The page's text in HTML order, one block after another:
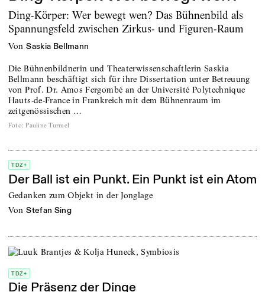
Ding-Körper: Wer bewegt wen? Das Bühnenbild als
Spannungsfeld zwischen Zirkus- und Figuren-Raum
von Saskia Bellmann
Die Bühnenbildnerin und Theaterwissenschaftlerin Saskia
Bellmann beschäftigt sich für ihre Dissertation unter Betreuung
von Prof. Dr. Amos Fergombé an der Université Polytechnique
Hauts-de-France in Frankreich mit dem Bühnenraum im
zeitgenössischen …
Foto: Pauline Turmel
TDZ+
Der Ball ist ein Punkt. Ein Punkt ist ein Atom
Gedanken zum Objekt in der Jonglage
von Stefan Sing
TDZ+
Die Präsenz der Dinge